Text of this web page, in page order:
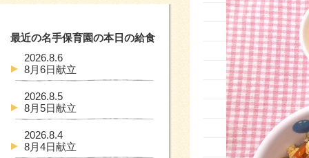
最近の名手保育園の本日の給食
2026.8.6
8月6日献立
2026.8.5
8月5日献立
2026.8.4
8月4日献立